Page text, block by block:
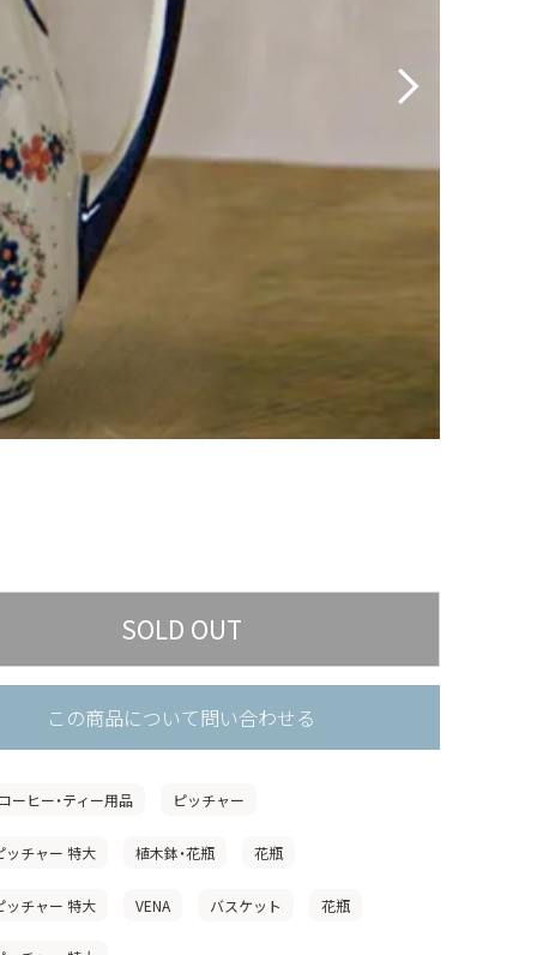
この商品について問い合わせる
ーヒー・ティー用品 ピッチャー
ッチャー 特大 植木鉢・花瓶 花瓶
ッチャー 特大 VENA バスケット 花瓶